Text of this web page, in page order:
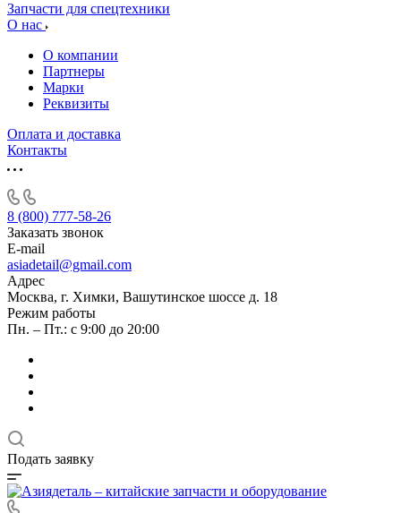
Запчасти для спецтехники
О нас
О компании
Партнеры
Марки
Реквизиты
Оплата и доставка
Контакты
8 (800) 777-58-26
Заказать звонок
E-mail
asiadetail@gmail.com
Адрес
Москва, г. Химки, Вашутинское шоссе д. 18
Режим работы
Пн. – Пт.: с 9:00 до 20:00
Подать заявку